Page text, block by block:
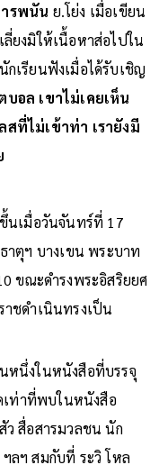
รพนัน ย.โย่ง เมื่อเขียน
ลี่ยงมิให้เนื้อหาส่อไปใน
กเรียนฟังเมื่อได้รับเชิญ
อล เขาไม่เคยเห็น
สที่ไม่เข้าท่า เรายังมี
นเมื่อวันจันทร์ที่ 17
ตุฯ บางเขน พระบาท
ขณะดำรงพระอิสริยยศ
าชดำเนินทรงเป็น
หนึ่งในหนังสือที่บรรจุ
ท่าที่พบในหนังสือ
ว สื่อสารมวลชน นัก
ฯ สมกับที่ ระวิ โหล